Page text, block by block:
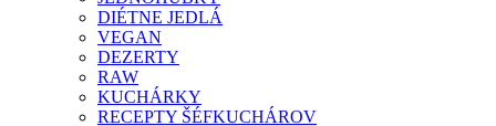
DIÉTNE JEDLÁ
VEGAN
DEZERTY
RAW
KUCHÁRKY
RECEPTY ŠÉFKUCHÁROV